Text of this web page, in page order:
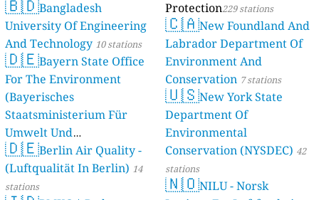
🇧🇩Bangladesh
University Of Engineering
And Technology 10 stations
🇩🇪Bayern State Office
For The Environment
(Bayerisches
Staatsministerium Für
Umwelt Und
Verbraucherschutz) - LfU
46 stations
🇩🇪Berlin Air Quality -
(Luftqualität In Berlin) 14
stations
Protection229 stations
🇨🇦New Foundland And
Labrador Department Of
Environment And
Conservation 7 stations
🇺🇸New York State
Department Of
Environmental
Conservation (NYSDEC) 42
stations
🇳🇴NILU - Norsk